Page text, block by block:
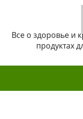
Все о здоровье и
продуктах